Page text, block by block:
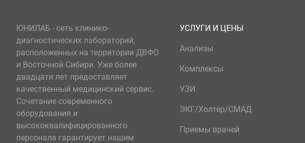
ЮНИЛАБ - сеть клинико-
диагностических лабораторий,
расположенных на территории ДВФО
и Восточной Сибири. Уже более
двадцати лет предоставляет
качественный медицинский сервис.
Сочетание современного
оборудования и
высококвалифицированного
персонала гарантирует нашим
УСЛУГИ И ЦЕНЫ
Анализы
Комплексы
УЗИ
ЭКГ/Холтер/СМАД
Приемы врачей